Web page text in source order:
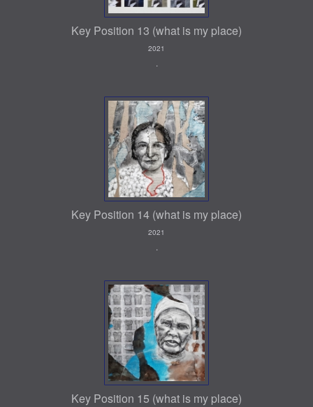
Key Position 13 (what is my place)
2021
.
Key Position 14 (what is my place)
2021
.
Key Position 15 (what is my place)